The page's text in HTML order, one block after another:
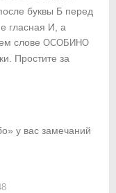
буквы Б перед
гласная И, а
слове ОСОБИНО
Простите за
у вас замечаний